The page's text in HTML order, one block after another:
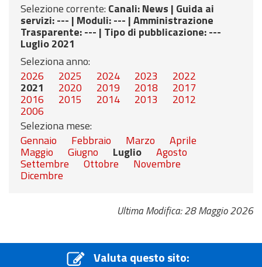
Selezione corrente: Canali: News | Guida ai
servizi: --- | Moduli: --- |Amministrazione
Trasparente: --- | Tipo di pubblicazione: ---
Luglio 2021
Seleziona anno:
2026
2025 2024 2023 2022
2021 2020 2019 2018 2017
2016 2015 2014 2013 2012
2006
Seleziona mese:
Gennaio
Febbraio Marzo Aprile
Maggio Giugno Luglio Agosto
Settembre Ottobre Novembre
Dicembre
Ultima Modifica: 28 Maggio 2026
Valuta questo sito: